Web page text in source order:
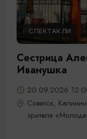
СПЕКТАКЛИ
Сестрица
Иванушка
20.09.2026
Советск,
зрителя